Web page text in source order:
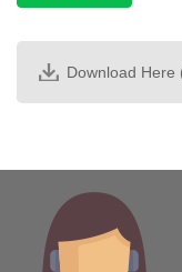
Complete
Download